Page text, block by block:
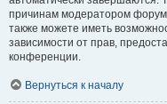
причинам модератором
также можете иметь
зависимости от прав,
конференции.
Вернуться к началу